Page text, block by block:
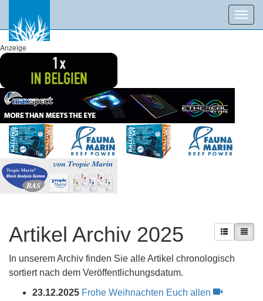
Anzeige
Artikel Archiv 2025
In unserem Archiv finden Sie alle Artikel chronologisch
sortiert nach dem Veröffentlichungsdatum.
23.12.2025 Frohe Weihnachten Euch allen